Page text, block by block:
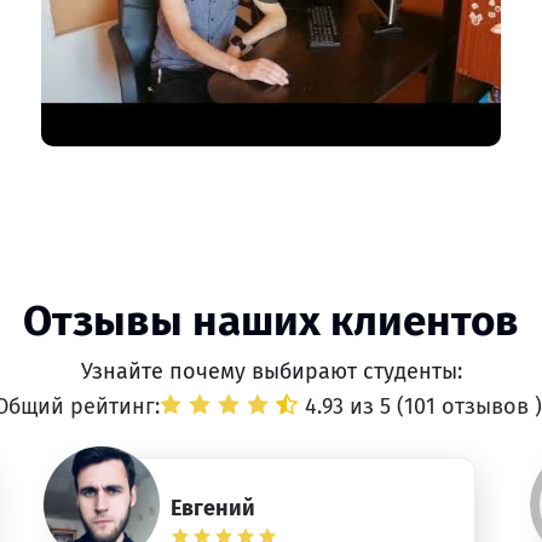
Отзывы наших клиентов
Узнайте почему выбирают студенты:
рейтинг:
4.93 из 5 (101 отзывов )
Евгений